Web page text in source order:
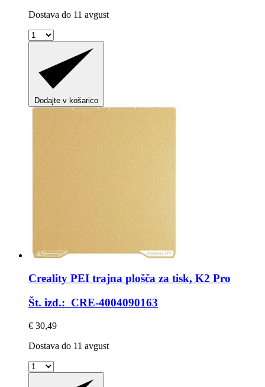
Dostava do 11 avgust
Dodajte v košarico
Creality PEI trajna plošča za tisk, K2 Pro
Št. izd.: CRE-4004090163
€ 30,49
Dostava do 11 avgust